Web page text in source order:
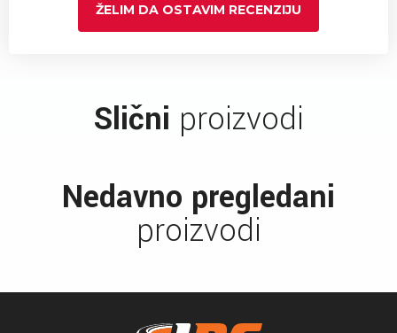
ŽELIM DA OSTAVIM RECENZIJU
Slični proizvodi
Nedavno pregledani
proizvodi